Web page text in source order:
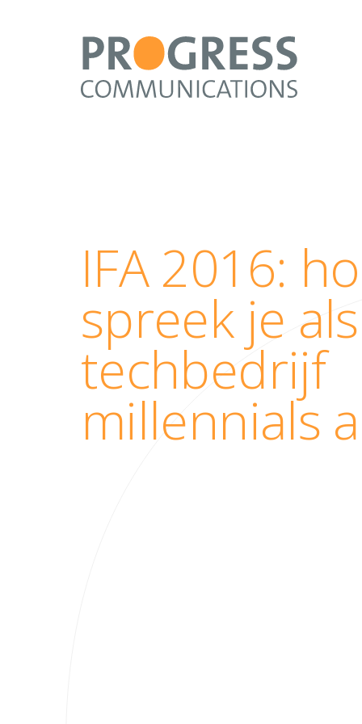
IFA 2016:
spreek je als
techbedrijf
millennials